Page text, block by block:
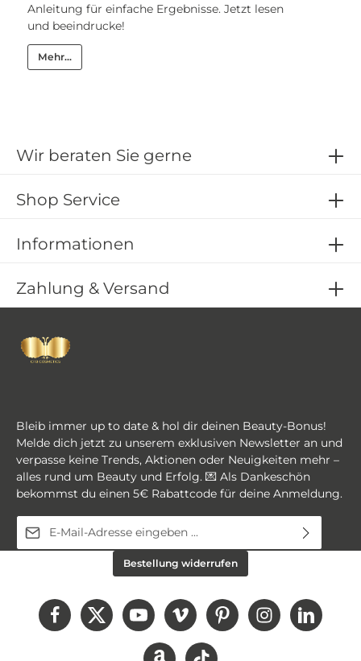
Anleitung für einfache Ergebnisse. Jetzt lesen
und beeindrucke!
Mehr...
Bleib immer up to date & hol dir deinen Beauty-Bonus!
Melde dich jetzt zu unserem exklusiven Newsletter an und
verpasse keine Trends, Aktionen oder Neuigkeiten mehr –
alles rund um Beauty und Erfolg. 💌 Als Dankeschön
bekommst du einen 5€ Rabattcode für deine Anmeldung.
E-Mail-Adresse*
Datenschutzbestimmungen
Kenntnis genommen und dieAGBgelesen und bin
Diese Seite ist durch reCAPTCHA geschützt und es gelten die
undNutzungsbedingungen
Wir beraten Sie gerne
Shop Service
Informationen
Zahlung & Versand
Bestellung widerrufen